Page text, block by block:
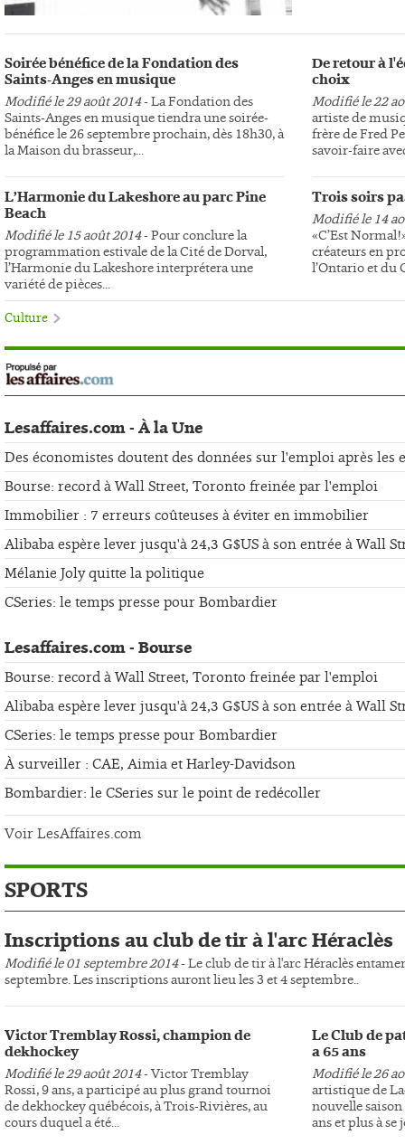
Soirée bénéfice de la Fondation des
Saints-Anges en musique
Modifié le 29 août 2014- La Fondation des
Saints-Anges en musique tiendra une soirée-
bénéfice le 26 septembre prochain, dès 18h30, à
la Maison du brasseur,...
L’Harmonie du Lakeshore au parc Pine
Beach
Modifié le 15 août 2014- Pour conclure la
programmation estivale de la Cité de Dorval,
l’Harmonie du Lakeshore interprétera une
variété de pièces...
De retour à
choix
Modifié le 22
artiste de
frère de Fred
savoir-faire
Trois soirs
Modifié le 14
«C’Est
créateurs en
l’Ontario et du
Culture
Lesaffaires.com - À la Une
Des économistes doutent des données sur l'emploi après
Bourse: record à Wall Street, Toronto freinée par l'emploi
Immobilier : 7 erreurs coûteuses à éviter en immobilier
Alibaba espère lever jusqu'à 24,3 G$US à son entrée à Wall
Mélanie Joly quitte la politique
CSeries: le temps presse pour Bombardier
Lesaffaires.com - Bourse
Bourse: record à Wall Street, Toronto freinée par l'emploi
Alibaba espère lever jusqu'à 24,3 G$US à son entrée à Wall
CSeries: le temps presse pour Bombardier
À surveiller : CAE, Aimia et Harley-Davidson
Bombardier: le CSeries sur le point de redécoller
Voir LesAffaires.com
SPORTS
Inscriptions au club de tir à l'arc Héraclès
Modifié le 01 septembre 2014- Le club de tir à l'arc Héraclès
septembre. Les inscriptions auront lieu les 3 et 4 septembre..
Victor Tremblay Rossi, champion de
dekhockey
Modifié le 29 août 2014- Victor Tremblay
Rossi, 9 ans, a participé au plus grand tournoi
de dekhockey québécois, à Trois-Rivières, au
cours duquel a été...
Le Club de
a 65 ans
Modifié le 26
artistique de
nouvelle
ans et plus à se